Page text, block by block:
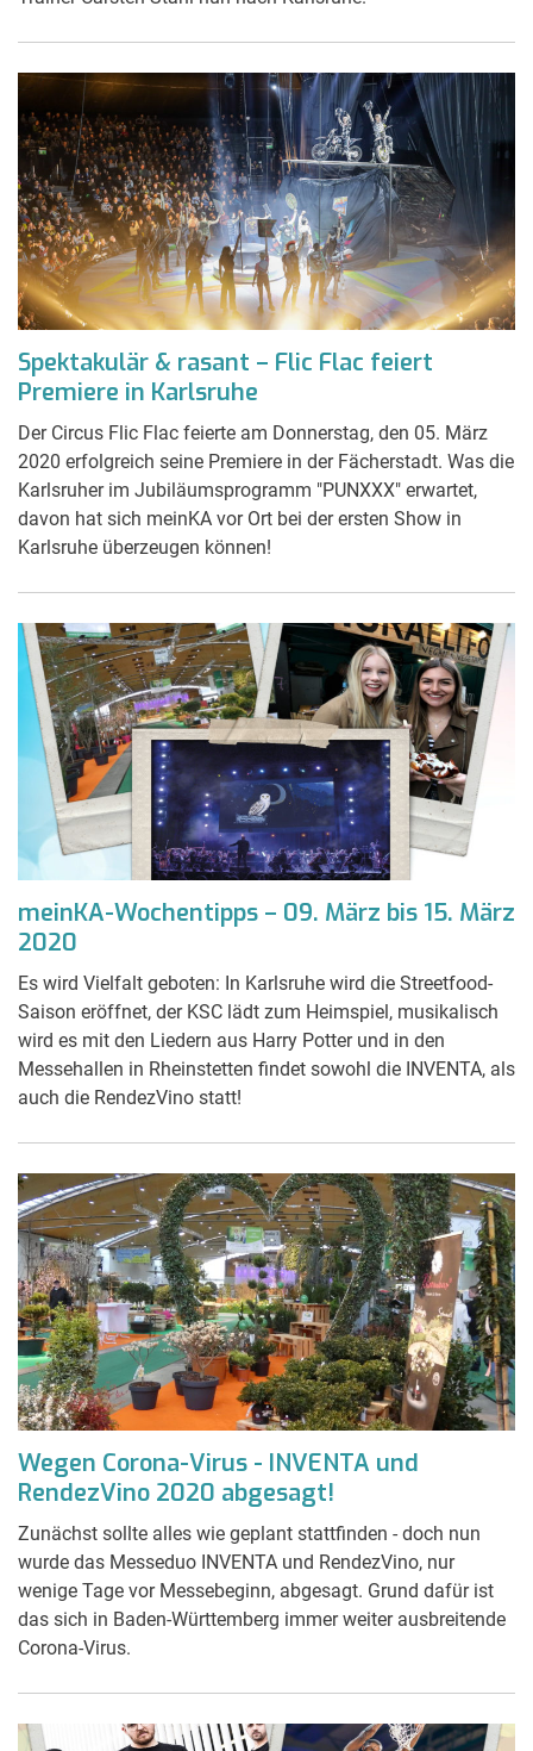
Spektakulär & rasant – Flic Flac feiert
Premiere in Karlsruhe
Der Circus Flic Flac feierte am Donnerstag, den 05. März
2020 erfolgreich seine Premiere in der Fächerstadt. Was die
Karlsruher im Jubiläumsprogramm "PUNXXX" erwartet,
davon hat sich meinKA vor Ort bei der ersten Show in
Karlsruhe überzeugen können!
meinKA-Wochentipps – 09. März bis 15. März
2020
Es wird Vielfalt geboten: In Karlsruhe wird die Streetfood-
Saison eröffnet, der KSC lädt zum Heimspiel, musikalisch
wird es mit den Liedern aus Harry Potter und in den
Messehallen in Rheinstetten findet sowohl die INVENTA, als
auch die RendezVino statt!
Wegen Corona-Virus - INVENTA und
RendezVino 2020 abgesagt!
Zunächst sollte alles wie geplant stattfinden - doch nun
wurde das Messeduo INVENTA und RendezVino, nur
wenige Tage vor Messebeginn, abgesagt. Grund dafür ist
das sich in Baden-Württemberg immer weiter ausbreitende
Corona-Virus.